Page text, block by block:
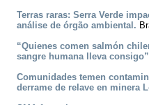
Terras raras: Serra Verde
análise de órgão ambiental.
“Quienes comen salmón
sangre humana lleva
Comunidades temen
derrame de relave en minera